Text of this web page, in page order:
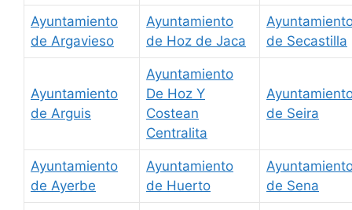
Ayuntamiento
de Argavieso
Ayuntamiento
de Hoz de Jaca
de Secastilla
Ayuntamiento
de Arguis
Ayuntamiento
De Hoz Y
Costean
Centralita
de Seira
Ayuntamiento
de Ayerbe
Ayuntamiento
de Huerto
de Sena